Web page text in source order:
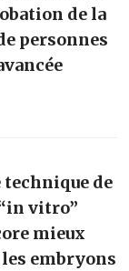
de la
personnes
de
vitro”
mieux
embryons